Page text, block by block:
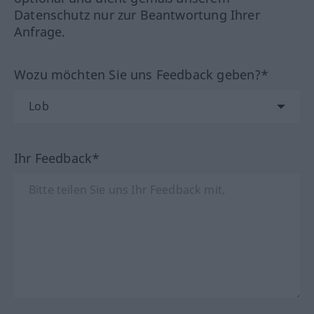
Datenschutz nur zur Beantwortung Ihrer
Anfrage.
Wozu möchten Sie uns Feedback geben?*
Ihr Feedback*